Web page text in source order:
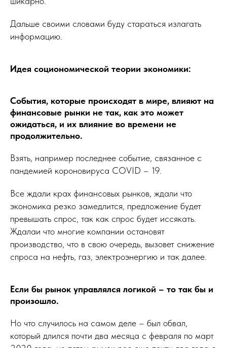
Дальше своими словами буду стараться излагать
информацию.
Идея социономической теории экономики:
События, которые происходят в мире, влияют на
финансовые рынки не так, как это может
ожидаться, и их влияние во времени не
продолжительно.
Взять, например последнее событие, связанное с
пандемией короновируса COVID – 19.
Все ждали крах финансовых рынков, ждали что
экономика резко замедлится, предложение будет
превышать спрос, так как спрос будет иссякать.
Ждалаи что многие компании остановят
производство, что в свою очередь, вызовет снижение
спроса на нефть, газ, электроэнергию и так далее.
Если бы рынок управлялся логикой – то так бы и
произошло.
Но что случилось на самом деле – был обвал,
который длился почти два месяца с февраля по март